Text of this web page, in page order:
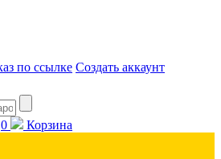
по ссылке Создать аккаунт
0
Корзина